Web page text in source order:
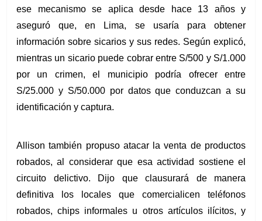
ese mecanismo se aplica desde hace 13 años y
aseguró que, en Lima, se usaría para obtener
información sobre sicarios y sus redes. Según explicó,
mientras un sicario puede cobrar entre S/500 y S/1.000
por un crimen, el municipio podría ofrecer entre
S/25.000 y S/50.000 por datos que conduzcan a su
identificación y captura.
Allison también propuso atacar la venta de productos
robados, al considerar que esa actividad sostiene el
circuito delictivo. Dijo que clausurará de manera
definitiva los locales que comercialicen teléfonos
robados, chips informales u otros artículos ilícitos, y